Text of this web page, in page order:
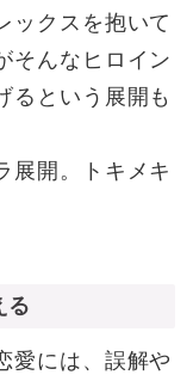
ックスを抱いて
そんなヒロイン
るという展開も
展開。トキメキ
る
愛には、誤解や